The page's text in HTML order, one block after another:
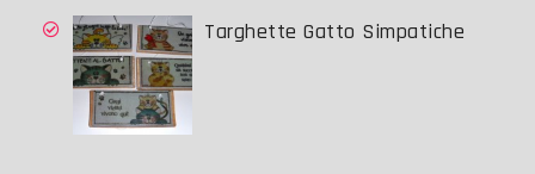
Targhette Gatto Simpatiche